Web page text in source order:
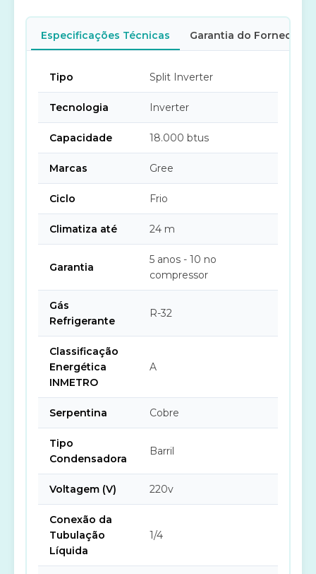
Especificações Técnicas Garantia do Fornecedor
Tipo Split Inverter
Tecnologia Inverter
Capacidade 18.000 btus
Marcas Gree
Ciclo Frio
Climatiza até 24 m
Garantia
5 anos - 10 no
compressor
Gás
Refrigerante
R-32
Classificação
Energética
INMETRO
A
Serpentina Cobre
Tipo
Condensadora
Barril
Voltagem (V) 220v
Conexão da
Tubulação
Líquida
1/4